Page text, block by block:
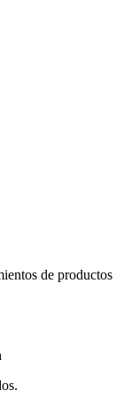
de productos